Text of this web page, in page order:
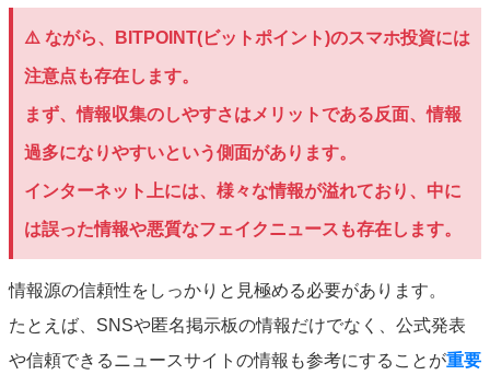
⚠️ ながら、BITPOINT(ビットポイント)のスマホ投資には
注意点も存在します。
まず、情報収集のしやすさはメリットである反面、情報
過多になりやすいという側面があります。
インターネット上には、様々な情報が溢れており、中に
は誤った情報や悪質なフェイクニュースも存在します。
情報源の信頼性をしっかりと見極める必要があります。
たとえば、SNSや匿名掲示板の情報だけでなく、公式発表
や信頼できるニュースサイトの情報も参考にすることが重要